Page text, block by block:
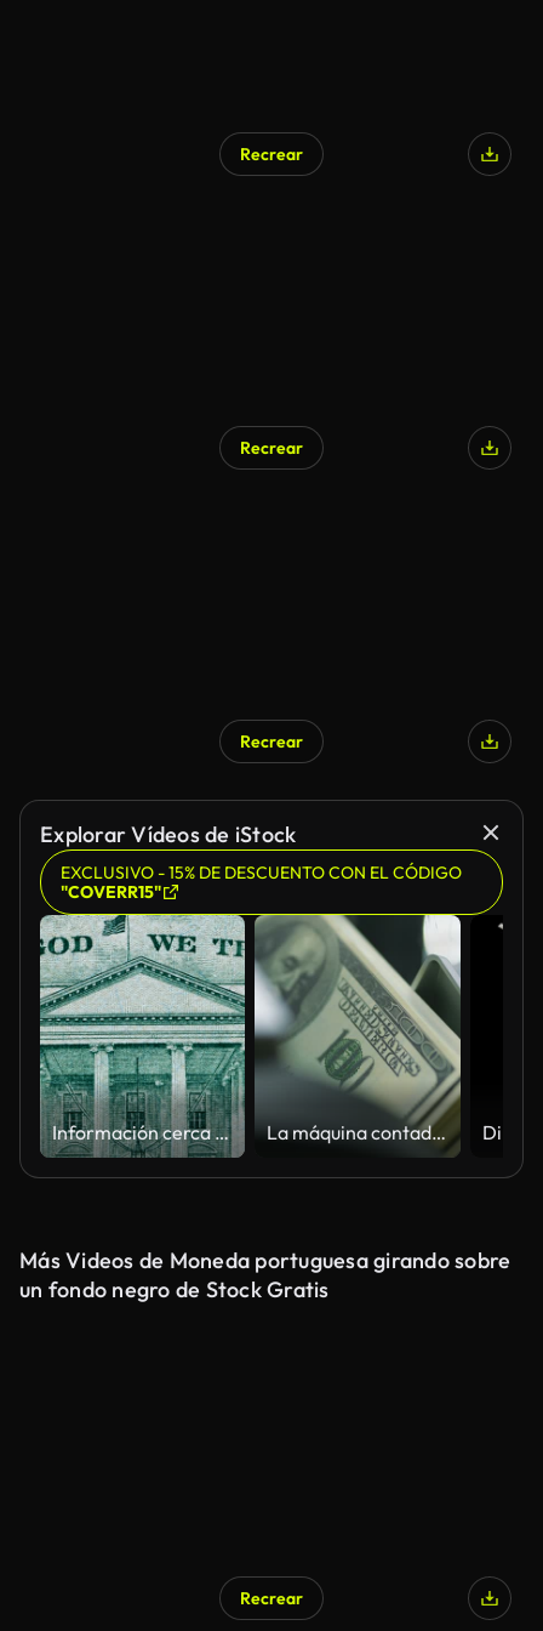
Recrear
Recrear
Recrear
Explorar Vídeos de iStock
EXCLUSIVO - 15% DE DESCUENTO CON EL CÓDIGO
"COVERR15"
Información cerca de veinte dólares de los E.E.U.U. bill billetes La máquina contador automática calcula una gran cantidad de billetes en dólares en 4K Cámara lenta a 60fps
Más Videos de Moneda portuguesa girando sobre
un fondo negro de Stock Gratis
Recrear